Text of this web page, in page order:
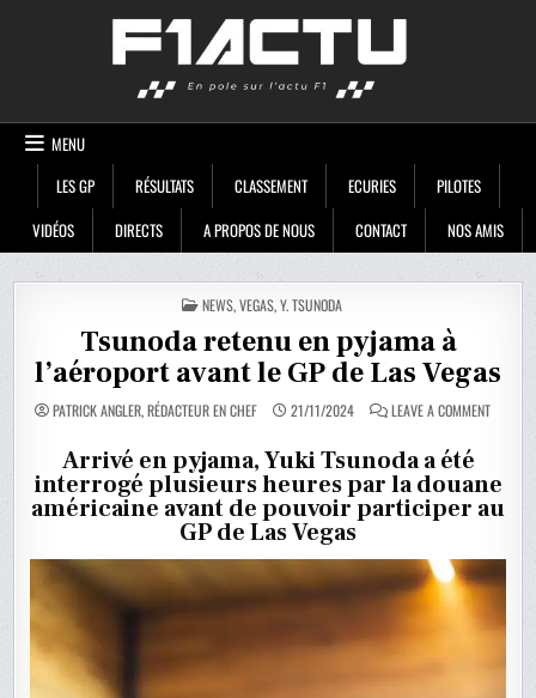
MENU
LES GP
RÉSULTATS CLASSEMENT ECURIES
PILOTES
VIDÉOS
DIRECTS A PROPOS DE NOUS CONTACT NOS AMIS
POSTED
IN
NEWS,VEGAS,Y. TSUNODA
Tsunoda retenu en pyjama à
l’aéroport avant le GP de Las Vegas
PATRICK ANGLER, RÉDACTEUR EN CHEF 21/11/2024 LEAVE A COMMENTON
À
AVANT
VEGAS
Arrivé en pyjama, Yuki Tsunoda a été
interrogé plusieurs heures par la douane
américaine avant de pouvoir participer au
GP de Las Vegas